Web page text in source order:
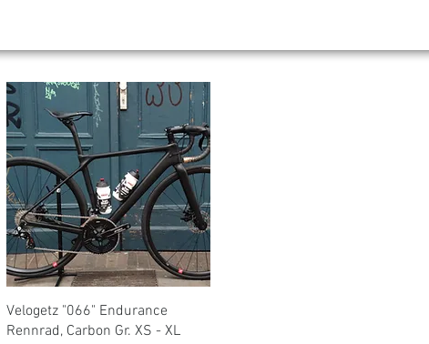
Schnellansicht
Velogetz "066" Endurance
Rennrad, Carbon Gr. XS - XL